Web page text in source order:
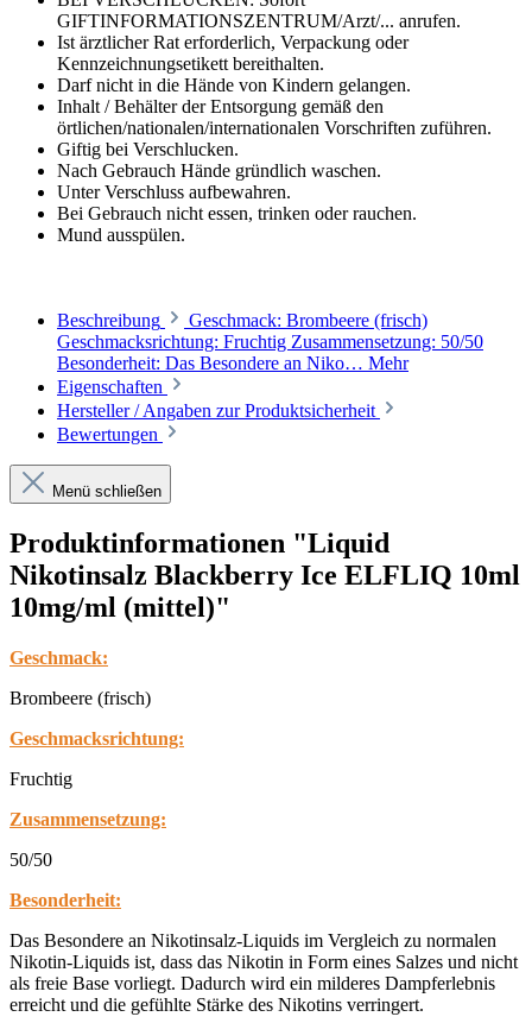
GIFTINFORMATIONSZENTRUM/Arzt/... anrufen.
Ist ärztlicher Rat erforderlich, Verpackung oder
Kennzeichnungsetikett bereithalten.
Darf nicht in die Hände von Kindern gelangen.
Inhalt / Behälter der Entsorgung gemäß den
örtlichen/nationalen/internationalen Vorschriften zuführen.
Giftig bei Verschlucken.
Nach Gebrauch Hände gründlich waschen.
Unter Verschluss aufbewahren.
Bei Gebrauch nicht essen, trinken oder rauchen.
Mund ausspülen.
Beschreibung
Geschmack: Brombeere (frisch)
Geschmacksrichtung: Fruchtig Zusammensetzung: 50/50
Besonderheit: Das Besondere an Niko… Mehr
Eigenschaften
Hersteller / Angaben zur Produktsicherheit
Bewertungen
Menü schließen
Produktinformationen "Liquid
Nikotinsalz Blackberry Ice ELFLIQ 10ml
10mg/ml (mittel)"
Geschmack:
Brombeere (frisch)
Geschmacksrichtung:
Fruchtig
Zusammensetzung:
50/50
Besonderheit:
Das Besondere an Nikotinsalz-Liquids im Vergleich zu normalen
Nikotin-Liquids ist, dass das Nikotin in Form eines Salzes und nicht
als freie Base vorliegt. Dadurch wird ein milderes Dampferlebnis
erreicht und die gefühlte Stärke des Nikotins verringert.